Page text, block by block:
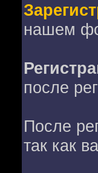
нашем
после
После
так как